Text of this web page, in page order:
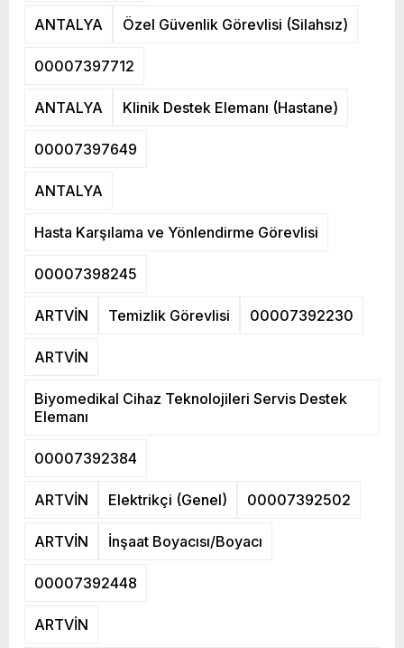
ANTALYA Özel Güvenlik Görevlisi (Silahsız)
00007397712
ANTALYA Klinik Destek Elemanı (Hastane)
00007397649
ANTALYA
Hasta Karşılama ve Yönlendirme Görevlisi
00007398245
ARTVİN Temizlik Görevlisi 00007392230
ARTVİN
Biyomedikal Cihaz Teknolojileri Servis Destek
Elemanı
00007392384
ARTVİN Elektrikçi (Genel) 00007392502
ARTVİN İnşaat Boyacısı/Boyacı
00007392448
ARTVİN